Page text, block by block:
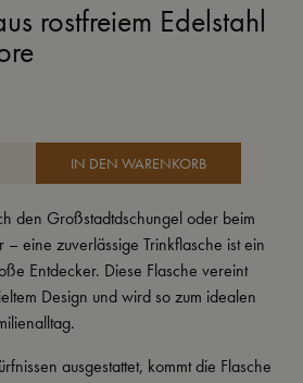
rostfreiem Edelstahl
IN DEN WARENKORB
den Großstadtdschungel oder beim
eine zuverlässige Trinkflasche ist ein
Entdecker. Diese Flasche vereint
Design und wird so zum idealen
ausgestattet, kommt die Flasche